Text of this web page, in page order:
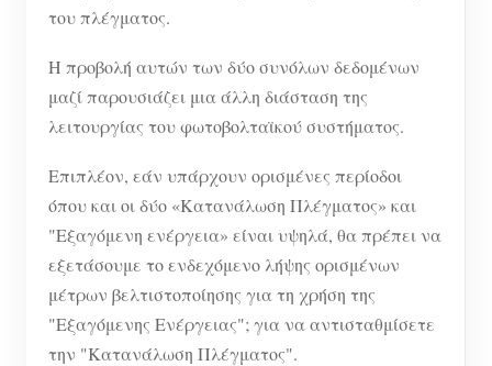
του πλέγματος.
Η προβολή αυτών των δύο συνόλων δεδομένων
μαζί παρουσιάζει μια άλλη διάσταση της
λειτουργίας του φωτοβολταϊκού συστήματος.
Επιπλέον, εάν υπάρχουν ορισμένες περίοδοι
όπου και οι δύο «Κατανάλωση Πλέγματος» και
"Εξαγόμενη ενέργεια» είναι υψηλά, θα πρέπει να
εξετάσουμε το ενδεχόμενο λήψης ορισμένων
μέτρων βελτιστοποίησης για τη χρήση της
"Εξαγόμενης Ενέργειας"; για να αντισταθμίσετε
την "Κατανάλωση Πλέγματος".